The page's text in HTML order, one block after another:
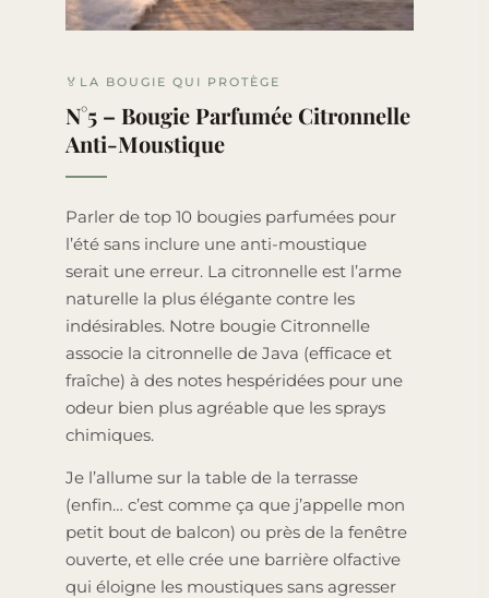
🏅LA BOUGIE QUI PROTÈGE
N°5 – Bougie Parfumée Citronnelle
Anti-Moustique
Parler de top 10 bougies parfumées pour
l’été sans inclure une anti-moustique
serait une erreur. La citronnelle est l’arme
naturelle la plus élégante contre les
indésirables. Notre bougie Citronnelle
associe la citronnelle de Java (efficace et
fraîche) à des notes hespéridées pour une
odeur bien plus agréable que les sprays
chimiques.
Je l’allume sur la table de la terrasse
(enfin… c’est comme ça que j’appelle mon
petit bout de balcon) ou près de la fenêtre
ouverte, et elle crée une barrière olfactive
qui éloigne les moustiques sans agresser